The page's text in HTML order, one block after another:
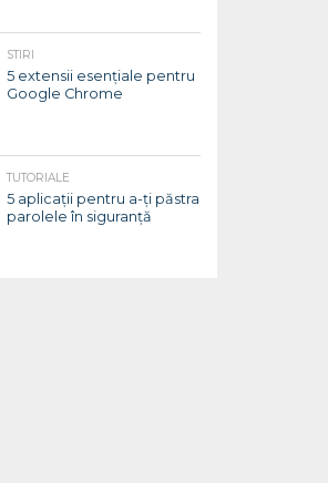
STIRI
5 extensii esențiale pentru
Google Chrome
TUTORIALE
5 aplicații pentru a-ți păstra
parolele în siguranță